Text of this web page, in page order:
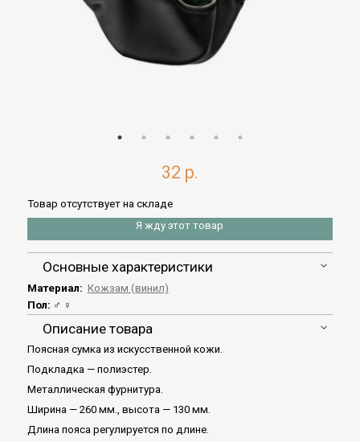
32 р.
Товар отсутствует на складе
Я жду этот товар
Основные характеристики
Материал: Кожзам (винил)
Пол: ♂ ♀
Описание товара
Поясная сумка из искусственной кожи.
Подкладка — полиэстер.
Металлическая фурнитура.
Ширина — 260 мм., высота — 130 мм.
Длина пояса регулируется по длине.